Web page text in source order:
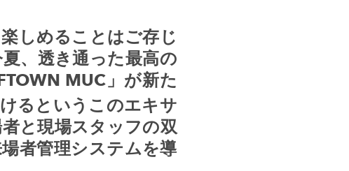
しめることはご存じ
、透き通った最高の
MUC 」が新た
るというこのエキサ
と現場スタッフの双
者管理システムを導